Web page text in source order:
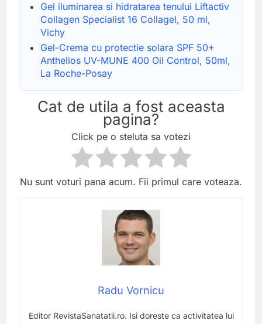
Gel iluminarea si hidratarea tenului Liftactiv
Collagen Specialist 16 Collagel, 50 ml,
Vichy
Gel-Crema cu protectie solara SPF 50+
Anthelios UV-MUNE 400 Oil Control, 50ml,
La Roche-Posay
Cat de utila a fost aceasta
pagina?
Click pe o steluta sa votezi
Nu sunt voturi pana acum. Fii primul care voteaza.
Radu Vornicu
Editor RevistaSanatatii.ro. Isi doreste ca activitatea lui